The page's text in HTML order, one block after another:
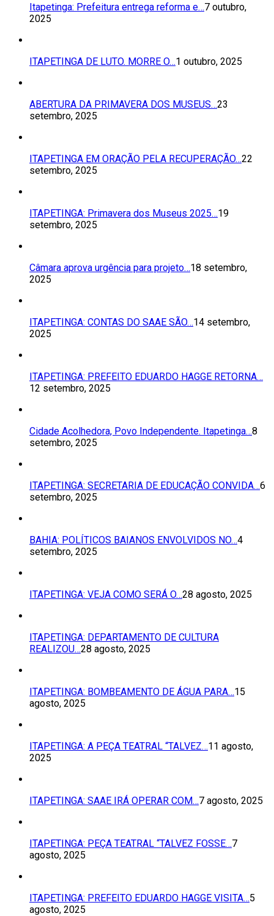
Itapetinga: Prefeitura entrega reforma e…7 outubro,
2025
ITAPETINGA DE LUTO. MORRE O…1 outubro, 2025
ABERTURA DA PRIMAVERA DOS MUSEUS…23
setembro, 2025
ITAPETINGA EM ORAÇÃO PELA RECUPERAÇÃO…22
setembro, 2025
ITAPETINGA: Primavera dos Museus 2025…19
setembro, 2025
Câmara aprova urgência para projeto…18 setembro,
2025
ITAPETINGA: CONTAS DO SAAE SÃO…14 setembro,
2025
ITAPETINGA: PREFEITO EDUARDO HAGGE RETORNA…
12 setembro, 2025
Cidade Acolhedora, Povo Independente. Itapetinga…8
setembro, 2025
ITAPETINGA: SECRETARIA DE EDUCAÇÃO CONVIDA…6
setembro, 2025
BAHIA: POLÍTICOS BAIANOS ENVOLVIDOS NO…4
setembro, 2025
ITAPETINGA: VEJA COMO SERÁ O…28 agosto, 2025
ITAPETINGA: DEPARTAMENTO DE CULTURA
REALIZOU…28 agosto, 2025
ITAPETINGA: BOMBEAMENTO DE ÁGUA PARA…15
agosto, 2025
ITAPETINGA: A PEÇA TEATRAL “TALVEZ…11 agosto,
2025
ITAPETINGA: SAAE IRÁ OPERAR COM…7 agosto, 2025
ITAPETINGA: PEÇA TEATRAL “TALVEZ FOSSE…7
agosto, 2025
ITAPETINGA: PREFEITO EDUARDO HAGGE VISITA…5
agosto, 2025